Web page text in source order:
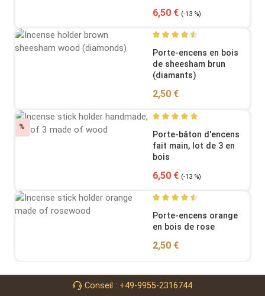
Sale price:
6,50 € Regular price:
(-13 %)
Average rating of 4.58 out
Porte-encens en bois
de sheesham brun
(diamants)
Regular price:
2,50 €
% Discount Average rating of 5 out of
Porte-bâton d'encens
fait main, lot de 3 en
bois
Sale price:
6,50 € Regular price:
(-13 %)
Average rating of 4.5 out
Porte-encens orange
en bois de rose
Regular price:
2,50 €
Conseil : +49-9955-2316744